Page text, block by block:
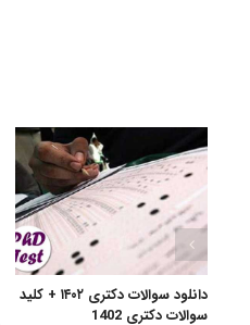
دانلود سوالات دکتری ۱۴۰۲ + کلید
سوالات دکتری 1402